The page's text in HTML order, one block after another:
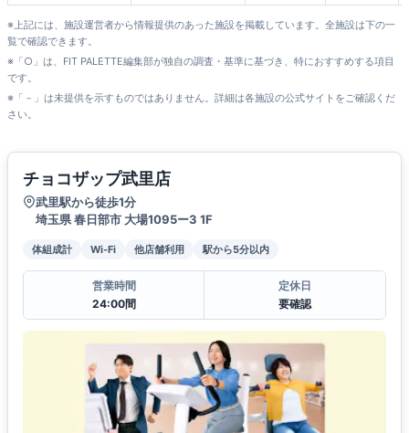
※上記には、施設運営者から情報提供のあった施設を掲載しています。全施設は下の一
覧で確認できます。
※「○」は、FIT PALETTE編集部が独自の調査・基準に基づき、特におすすめする項目
です。
※「－」は未提供を示すものではありません。詳細は各施設の公式サイトをご確認くだ
さい。
チョコザップ武里店
武里駅から徒歩1分
埼玉県 春日部市 大場1095ー3 1F
体組成計 Wi-Fi 他店舗利用 駅から5分以内
営業時間
24:00間
定休日
要確認